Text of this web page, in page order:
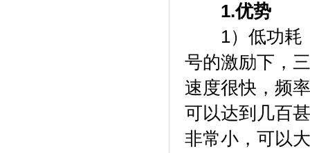
1.优势
1）低功耗，
号的激励下，
速度很快，频
可以达到几百
非常小，可以